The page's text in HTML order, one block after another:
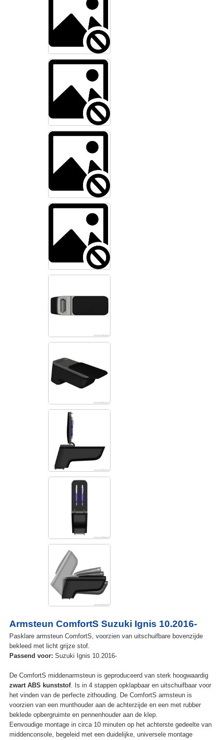
Armsteun ComfortS Suzuki Ignis 10.2016-
Pasklare armsteun ComfortS, voorzien van uitschuifbare bovenzijde
bekleed met licht grijze stof.
Passend voor: Suzuki Ignis 10.2016-
De ComfortS middenarmsteun is geproduceerd van sterk hoogwaardig
zwart ABS kunststof. Is in 4 stappen opklapbaar en uitschuifbaar voor
het vinden van de perfecte zithouding. De ComfortS armsteun is
voorzien van een munthouder aan de achterzijde en een met rubber
beklede opbergruimte en pennenhouder aan de klep.
Eenvoudige montage in circa 10 minuten op het achterste gedeelte van
middenconsole, begeleid met een duidelijke, universele montage